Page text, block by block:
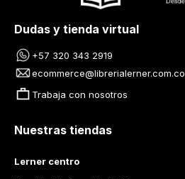
Dudas y tienda virtual
+57 320 343 2919
ecommerce@librerialerner.com.co
Trabaja con nosotros
Nuestras tiendas
Lerner centro